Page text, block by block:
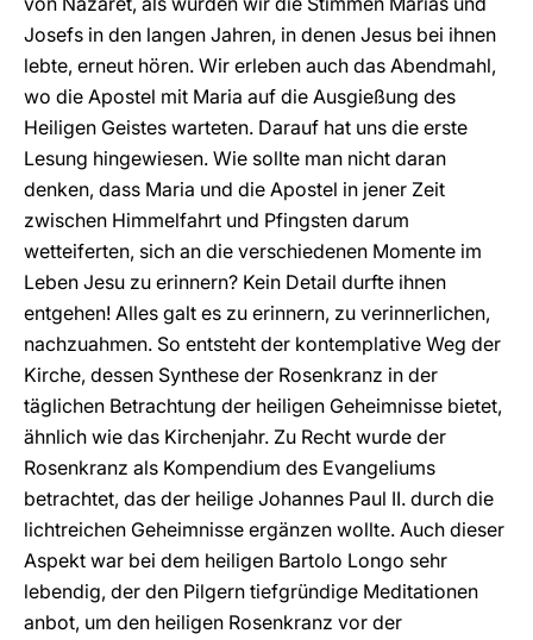
Josefs in den langen Jahren, in denen Jesus bei ihnen
lebte, erneut hören. Wir erleben auch das Abendmahl,
wo die Apostel mit Maria auf die Ausgießung des
Heiligen Geistes warteten. Darauf hat uns die erste
Lesung hingewiesen. Wie sollte man nicht daran
denken, dass Maria und die Apostel in jener Zeit
zwischen Himmelfahrt und Pfingsten darum
wetteiferten, sich an die verschiedenen Momente im
Leben Jesu zu erinnern? Kein Detail durfte ihnen
entgehen! Alles galt es zu erinnern, zu verinnerlichen,
nachzuahmen. So entsteht der kontemplative Weg der
Kirche, dessen Synthese der Rosenkranz in der
täglichen Betrachtung der heiligen Geheimnisse bietet,
ähnlich wie das Kirchenjahr. Zu Recht wurde der
Rosenkranz als Kompendium des Evangeliums
betrachtet, das der heilige Johannes Paul II. durch die
lichtreichen Geheimnisse ergänzen wollte. Auch dieser
Aspekt war bei dem heiligen Bartolo Longo sehr
lebendig, der den Pilgern tiefgründige Meditationen
anbot, um den heiligen Rosenkranz vor der